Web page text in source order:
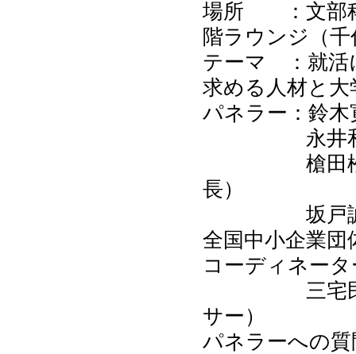
場所 ：文部科
階ラウンジ（
テーマ ：就活
求める人材と
パネラー：鈴木
永井和之（
槍田松瑩（
長）
坂戸誠一（
全国中小企業団
コーディネータ
三宅民夫（
サー）
パネラーへの質